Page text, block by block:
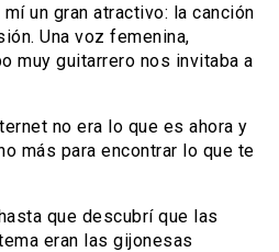
un gran atractivo: la canción
Una voz femenina,
muy guitarrero nos invitaba a
no era lo que es ahora y
más para encontrar lo que te
que descubrí que las
eran las gijonesas